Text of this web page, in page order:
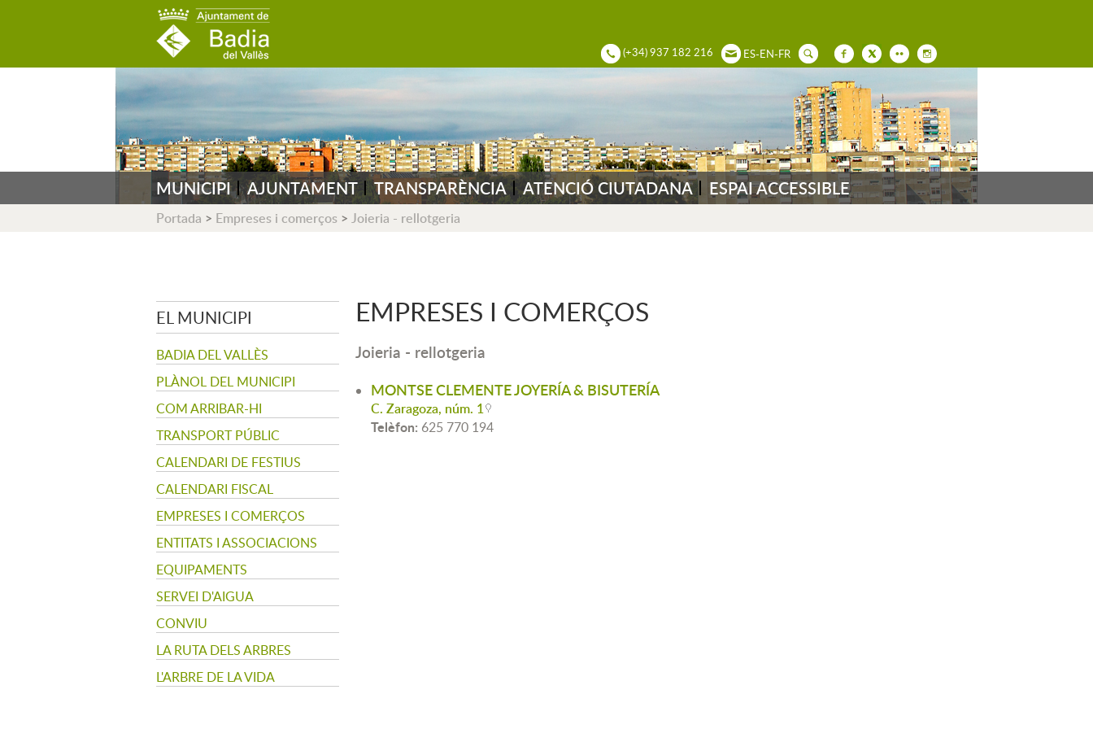
(+34) 937 182 216 ES-EN-FR
MUNICIPI AJUNTAMENT TRANSPARÈNCIA ATENCIÓ CIUTADANA ESPAI ACCESSIBLE
Portada > Empreses i comerços > Joieria - rellotgeria
EL MUNICIPI
BADIA DEL VALLÈS
PLÀNOL DEL MUNICIPI
COM ARRIBAR-HI
TRANSPORT PÚBLIC
CALENDARI DE FESTIUS
CALENDARI FISCAL
EMPRESES I COMERÇOS
ENTITATS I ASSOCIACIONS
EQUIPAMENTS
SERVEI D'AIGUA
CONVIU
LA RUTA DELS ARBRES
L'ARBRE DE LA VIDA
EMPRESES I COMERÇOS
Joieria - rellotgeria
MONTSE CLEMENTE JOYERÍA & BISUTERÍA
C. Zaragoza, núm. 1
Telèfon: 625 770 194